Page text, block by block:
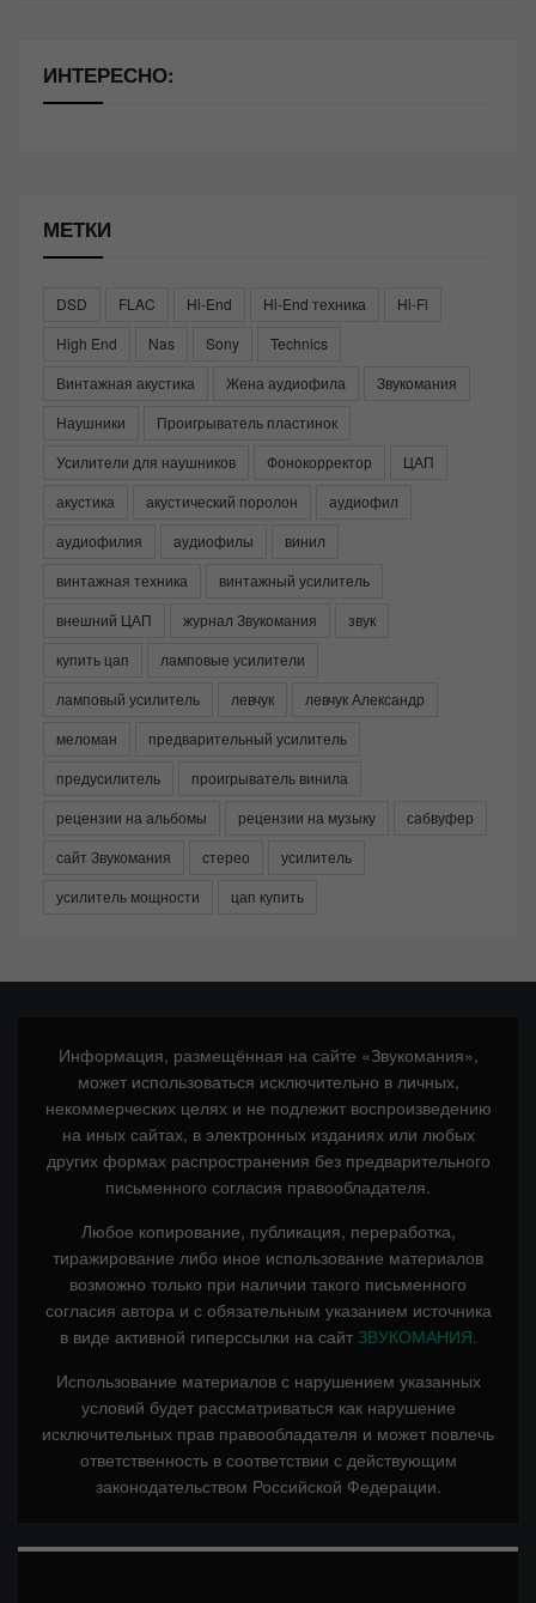
ИНТЕРЕСНО:
МЕТКИ
DSD FLAC Hi-End Hi-End техника
Hi-Fi
High End
Nas Sony
Technics
Винтажная акустика
Жена аудиофила
Звукомания
Наушники
Проигрыватель пластинок
Усилители для наушников
Фонокорректор
ЦАП
акустика
акустический поролон
аудиофил
аудиофилия
аудиофилы
винил
винтажная техника
винтажный усилитель
внешний ЦАП
журнал Звукомания
звук
купить цап
ламповые усилители
ламповый усилитель
левчук
левчук Александр
меломан
предварительный усилитель
предусилитель
проигрыватель винила
рецензии на альбомы
рецензии на музыку
сабвуфер
сайт Звукомания
стерео
усилитель
усилитель мощности
цап купить
Информация, размещённая на сайте «Звукомания»,
может использоваться исключительно в личных,
некоммерческих целях и не подлежит воспроизведению
на иных сайтах, в электронных изданиях или любых
других формах распространения без предварительного
письменного согласия правообладателя.
Любое копирование, публикация, переработка,
тиражирование либо иное использование материалов
возможно только при наличии такого письменного
согласия автора и с обязательным указанием источника
в виде активной гиперссылки на сайт ЗВУКОМАНИЯ.
Использование материалов с нарушением указанных
условий будет рассматриваться как нарушение
исключительных прав правообладателя и может повлечь
ответственность в соответствии с действующим
законодательством Российской Федерации.